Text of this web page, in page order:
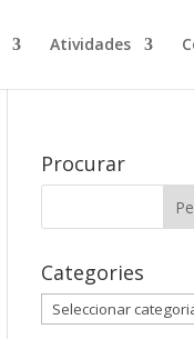
Atividades
Procurar
Categories
Categories